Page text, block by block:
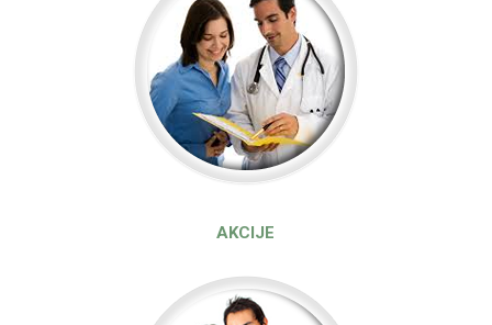
ŠTA TREBA ZNATI
PRE DOLASKA U
LABORATORIJU?
POGLEDAJTE VIŠE
AKCIJE